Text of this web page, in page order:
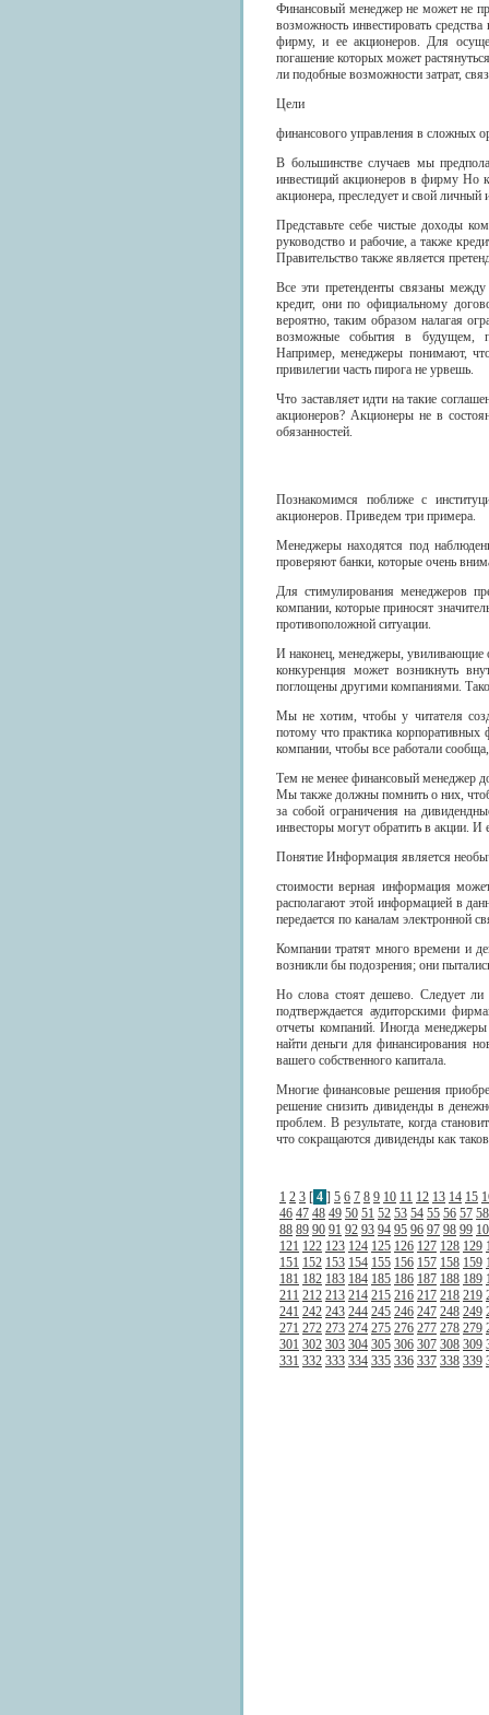
Финансовый менеджер не может не
возможность инвестировать
фирму, и ее акционеров. Для
погашение которых может
ли подобные возможности затрат,
Цели
финансового управления в сложных
В большинстве случаев мы
инвестиций акционеров в фирму Но
акционера, преследует и свой личный
Представьте себе чистые доходы
руководство и рабочие, а также
Правительство также является
Все эти претенденты связаны
кредит, они по официальному
вероятно, таким образом налагая
возможные события в будущем,
Например, менеджеры понимают,
привилегии часть пирога не урвешь.
Что заставляет идти на такие
акционеров? Акционеры не в
обязанностей.
Познакомимся поближе с
акционеров. Приведем три примера.
Менеджеры находятся под
проверяют банки, которые очень
Для стимулирования менеджеров
компании, которые приносят
противоположной ситуации.
И наконец, менеджеры, увиливающие
конкуренция может возникнуть
поглощены другими компаниями.
Мы не хотим, чтобы у читателя
потому что практика корпоративных
компании, чтобы все работали
Тем не менее финансовый менеджер
Мы также должны помнить о них,
за собой ограничения на
инвесторы могут обратить в акции.
Понятие Информация является
стоимости верная информация
располагают этой информацией в
передается по каналам электронной
Компании тратят много времени и
возникли бы подозрения; они
Но слова стоят дешево. Следует ли
подтверждается аудиторскими
отчеты компаний. Иногда
найти деньги для финансирования
вашего собственного капитала.
Многие финансовые решения
решение снизить дивиденды в
проблем. В результате, когда
что сокращаются дивиденды как
1 2 3 [ 4 ] 5 6 7 8 9 10 11 12 13 14 15
46 47 48 49 50 51 52 53 54 55 56 57 58
88 89 90 91 92 93 94 95 96 97 98 99
121 122 123 124 125 126 127 128 129
151 152 153 154 155 156 157 158 159
181 182 183 184 185 186 187 188 189
211 212 213 214 215 216 217 218 219
241 242 243 244 245 246 247 248 249
271 272 273 274 275 276 277 278 279
301 302 303 304 305 306 307 308 309
331 332 333 334 335 336 337 338 339